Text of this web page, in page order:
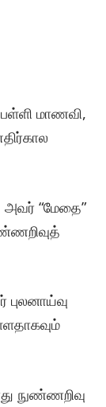
மாணவி,
அவர் “மேதை”
நுண்ணறிவு